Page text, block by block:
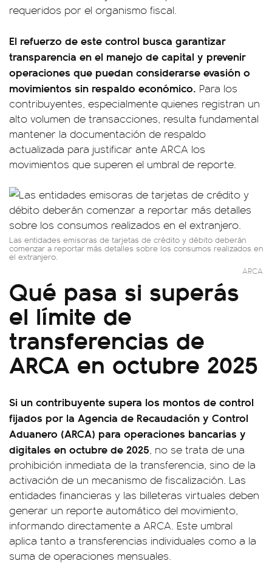
requeridos por el organismo fiscal.
El refuerzo de este control busca garantizar
transparencia en el manejo de capital y prevenir
operaciones que puedan considerarse evasión o
movimientos sin respaldo económico. Para los
contribuyentes, especialmente quienes registran un
alto volumen de transacciones, resulta fundamental
mantener la documentación de respaldo
actualizada para justificar ante ARCA los
movimientos que superen el umbral de reporte.
Las entidades emisoras de tarjetas de crédito y débito deberán
comenzar a reportar más detalles sobre los consumos realizados en
el extranjero.
ARCA
Qué pasa si superás
el límite de
transferencias de
ARCA en octubre 2025
Si un contribuyente supera los montos de control
fijados por la Agencia de Recaudación y Control
Aduanero (ARCA) para operaciones bancarias y
digitales en octubre de 2025, no se trata de una
prohibición inmediata de la transferencia, sino de la
activación de un mecanismo de fiscalización. Las
entidades financieras y las billeteras virtuales deben
generar un reporte automático del movimiento,
informando directamente a ARCA. Este umbral
aplica tanto a transferencias individuales como a la
suma de operaciones mensuales.